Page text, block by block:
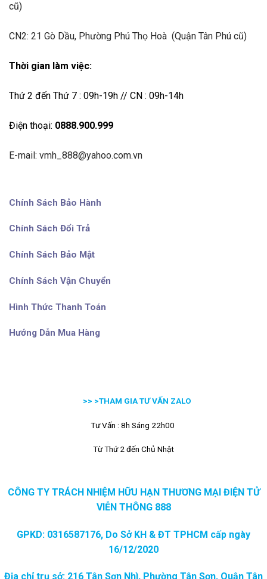
cũ)
CN2: 21 Gò Dầu, Phường Phú Thọ Hoà (Quận Tân Phú cũ)
Thời gian làm việc:
Thứ 2 đến Thứ 7 : 09h-19h // CN : 09h-14h
Điện thoại: 0888.900.999
E-mail: vmh_888@yahoo.com.vn
Chính Sách Bảo Hành
Chính Sách Đổi Trả
Chính Sách Bảo Mật
Chính Sách Vận Chuyển
Hình Thức Thanh Toán
Hướng Dẫn Mua Hàng
>> >THAM GIA TƯ VẤN ZALO
Tư Vấn : 8h Sáng 22h00
Từ Thứ 2 đến Chủ Nhật
CÔNG TY TRÁCH NHIỆM HỮU HẠN THƯƠNG MẠI ĐIỆN TỬ
VIỄN THÔNG 888
GPKD: 0316587176, Do Sở KH & ĐT TPHCM cấp ngày
16/12/2020
Địa chỉ trụ sở: 216 Tân Sơn Nhì, Phường Tân Sơn, Quận Tân